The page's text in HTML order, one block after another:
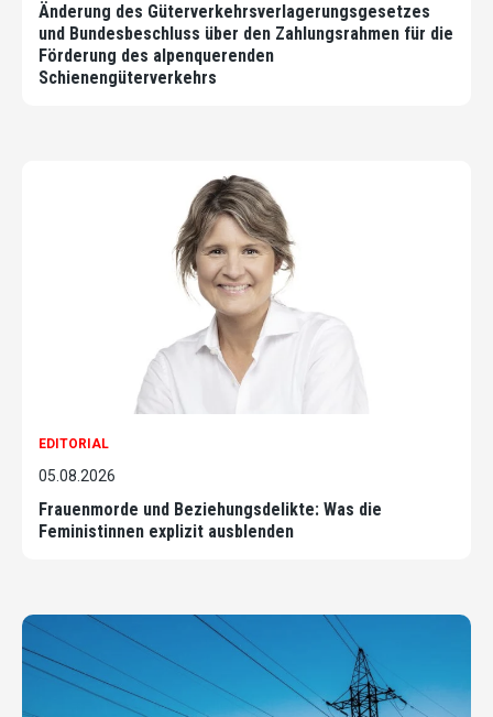
Änderung des Güterverkehrsverlagerungsgesetzes
und Bundesbeschluss über den Zahlungsrahmen für die
Förderung des alpenquerenden
Schienengüterverkehrs
EDITORIAL
05.08.2026
Frauenmorde und Beziehungsdelikte: Was die
Feministinnen explizit ausblenden